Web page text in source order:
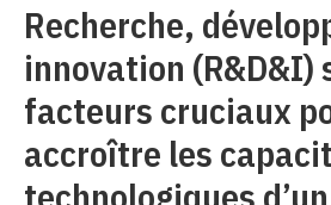
Recherche,
innovation (R&D&I)
facteurs cruciaux
accroître les